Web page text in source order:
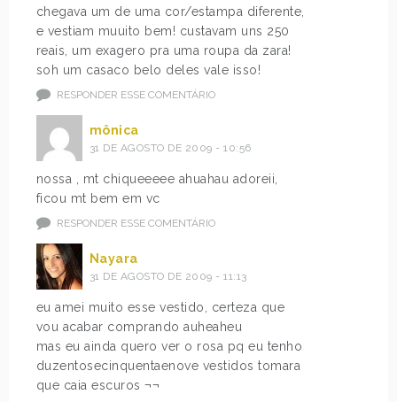
chegava um de uma cor/estampa diferente,
e vestiam muuito bem! custavam uns 250
reais, um exagero pra uma roupa da zara!
soh um casaco belo deles vale isso!
RESPONDER ESSE COMENTÁRIO
mônica
31 DE AGOSTO DE 2009 - 10:56
nossa , mt chiqueeeee ahuahau adoreii,
ficou mt bem em vc
RESPONDER ESSE COMENTÁRIO
Nayara
31 DE AGOSTO DE 2009 - 11:13
eu amei muito esse vestido, certeza que
vou acabar comprando auheaheu
mas eu ainda quero ver o rosa pq eu tenho
duzentosecinquentaenove vestidos tomara
que caia escuros ¬¬